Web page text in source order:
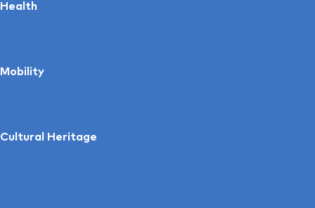
Health
Mobility
Cultural Heritage